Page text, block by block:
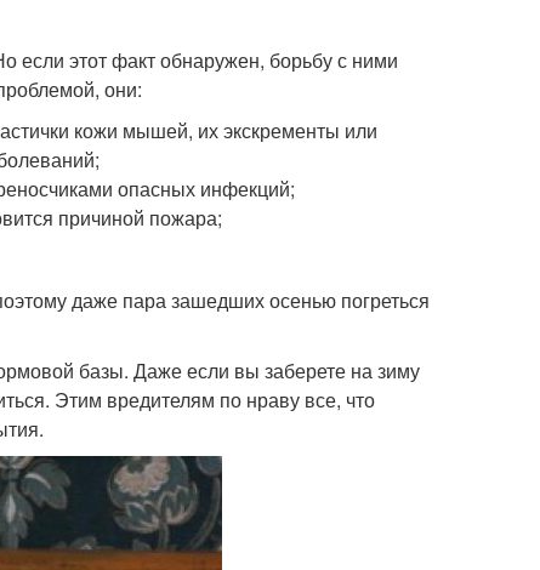
если этот факт обнаружен, борьбу с ними
они:
кожи мышей, их экскременты или
опасных инфекций;
причиной пожара;
даже пара зашедших осенью погреться
базы. Даже если вы заберете на зиму
Этим вредителям по нраву все, что